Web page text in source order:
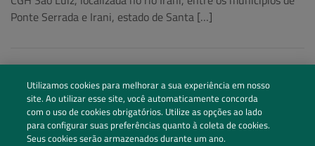
Ponte Serrada e Irani, estado de Santa […]
Utilizamos cookies para melhorar a sua experiência em nosso
site. Ao utilizar esse site, você automaticamente concorda
com o uso de cookies obrigatórios. Utilize as opções ao lado
para configurar suas preferências quanto à coleta de cookies.
Seus cookies serão armazenados durante um ano.